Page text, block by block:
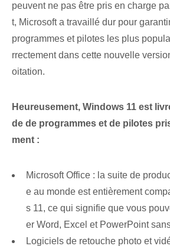
peuvent ne pas être pris en charge
t, Microsoft a travaillé dur pour
programmes et pilotes les plus
rrectement dans cette nouvelle
oitation.
Heureusement, Windows 11 est
de de programmes et de pilotes
ment :
Microsoft Office : la suite de
e au monde est entièrement
s 11, ce qui signifie que vous
er Word, Excel et PowerPoint
Logiciels de retouche photo et